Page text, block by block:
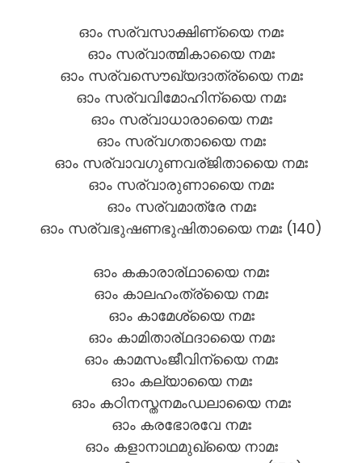
ഓം സര്വസാക്ഷിണ്യൈ നമഃ
ഓം സര്വാത്മികായൈ നമഃ
ഓം സര്വസൌഖ്യദാത്ര്യൈ നമഃ
ഓം സര്വവിമോഹിന്യൈ നമഃ
ഓം സര്വാധാരായൈ നമഃ
ഓം സര്വഗതായൈ നമഃ
ഓം സര്വാവഗുണവര്ജിതായൈ നമഃ
ഓം സര്വാരുണായൈ നമഃ
ഓം സര്വമാത്രേ നമഃ
ഓം സര്വഭുഷണഭുഷിതായൈ നമഃ (140)
ഓം കകാരാര്ഥായൈ നമഃ
ഓം കാലഹംത്ര്യൈ നമഃ
ഓം കാമേശ്യൈ നമഃ
ഓം കാമിതാര്ഥദായൈ നമഃ
ഓം കാമസംജീവിന്യൈ നമഃ
ഓം കല്യായൈ നമഃ
ഓം കഠിനസ്തനമംഡലായൈ നമഃ
ഓം കരഭോരവേ നമഃ
ഓം കളാനാഥമുഖ്യൈ നാമഃ